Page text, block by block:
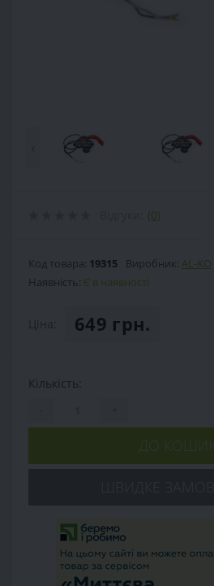
(0)
Код товара: 19315 Виробник: AL-KO
Наявність: Є в наявності
649 грн.
Кількість:
ДО